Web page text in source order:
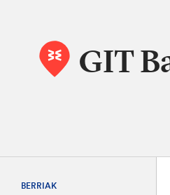
GIT
BERRIAK